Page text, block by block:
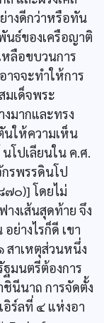
างดีกว่าหรือทัน
นธ์ของเครือญาติ
ลือขบวนการ
จจะทำให้การ
มเด็จพระ
มากและทรง
นให้ความเห็น
โปเลียนใน ค.ศ.
รพรรดินโป
๐)] โดยไม่
งเส้นสุดท้าย จึง
ย่างไรก็ดี เขา
สาเหตุส่วนหนึ่ง
มนตรีต้องการ
นีนาถ การจัดตั้ง
ร์ลที่ ๔ แห่งอา